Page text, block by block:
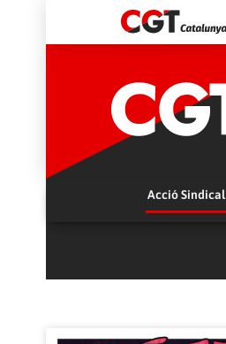
Acció Sindical